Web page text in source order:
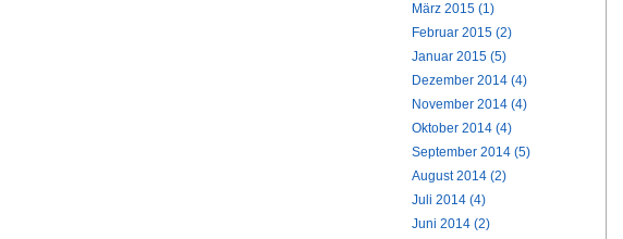
März 2015 (1)
Februar 2015 (2)
Januar 2015 (5)
Dezember 2014 (4)
November 2014 (4)
Oktober 2014 (4)
September 2014 (5)
August 2014 (2)
Juli 2014 (4)
Juni 2014 (2)